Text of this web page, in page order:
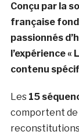
Conçu par la
française
passionnés
l’expérience «
contenu
Les 15
comportent de
reconstitutions